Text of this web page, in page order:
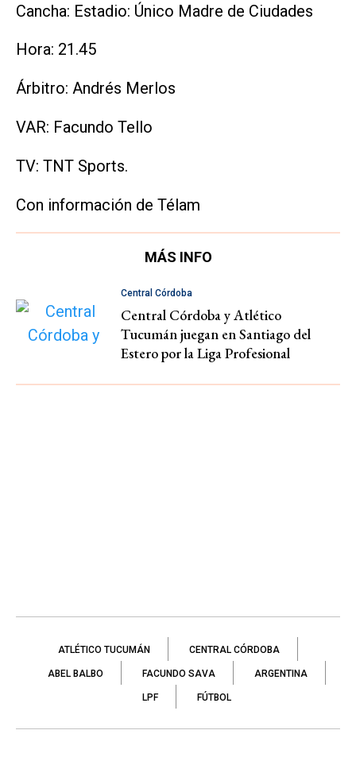
Cancha: Estadio: Único Madre de Ciudades
Hora: 21.45
Árbitro: Andrés Merlos
VAR: Facundo Tello
TV: TNT Sports.
Con información de Télam
MÁS INFO
Central Córdoba
Central Córdoba y Atlético
Tucumán juegan en Santiago del
Estero por la Liga Profesional
ATLÉTICO TUCUMÁN CENTRAL CÓRDOBA
ABEL BALBO FACUNDO SAVA ARGENTINA
LPF FÚTBOL